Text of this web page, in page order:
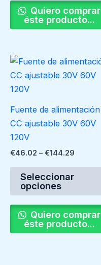
Quiero comprar
éste producto...
Fuente de alimentación
CC ajustable 30V 60V
120V
€46.02 – €144.29
Price
€46.02
Seleccionar
opciones
Quiero comprar
éste producto...